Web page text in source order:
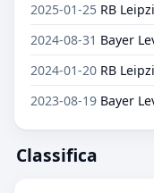
2025-01-25 RB
2024-08-31 Bayer
2024-01-20 RB
2023-08-19 Bayer
Classifica